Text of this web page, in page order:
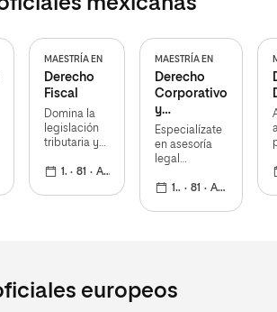
MAESTRÍA EN
Derecho
Fiscal
Domina la
legislación
tributaria y
optimizar la
18 meses 81 Agosto 2026
MAESTRÍA EN
Derecho
Corporativo
y
Empresarial
Especialízate
en asesoría
legal
fusiones,
18 meses 81 Agosto 2026
europeos